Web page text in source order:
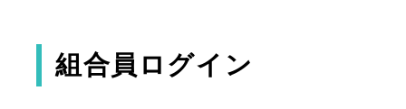
組合員ログイン